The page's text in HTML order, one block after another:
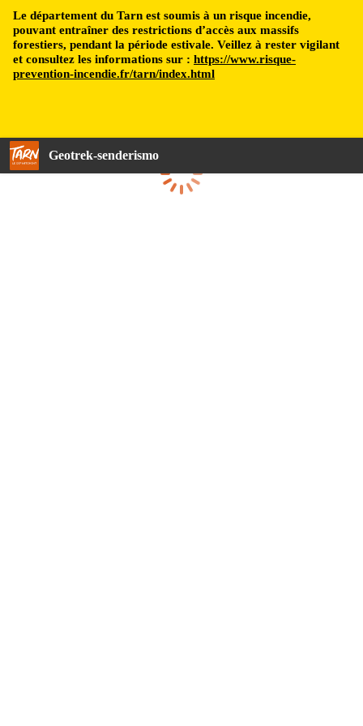
Le département du Tarn est soumis à un risque incendie,
pouvant entraîner des restrictions d’accès aux massifs
forestiers, pendant la période estivale. Veillez à rester vigilant
et consultez les informations sur : https://www.risque-
prevention-incendie.fr/tarn/index.html
Geotrek-senderismo
Cargando